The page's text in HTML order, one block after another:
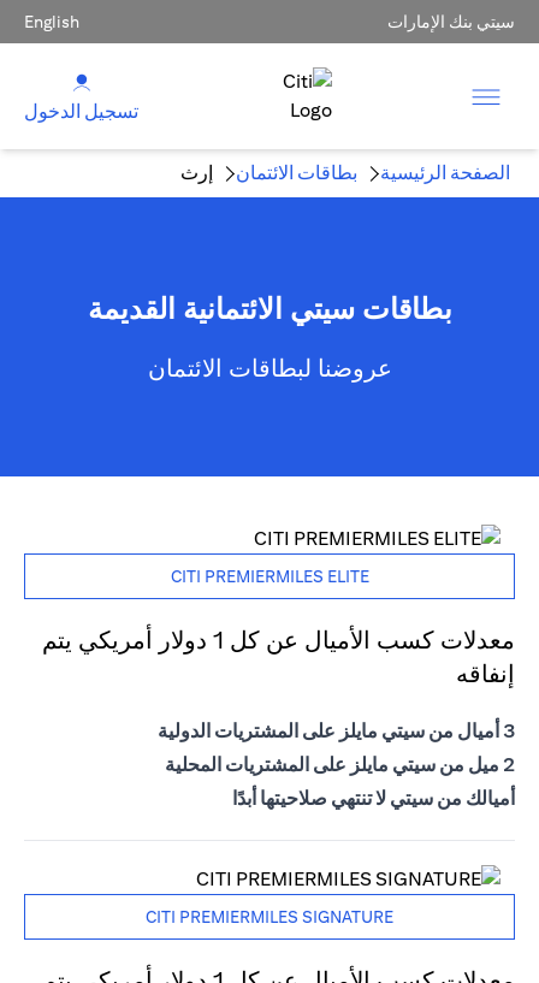
سيتي بنك الإمارات English
تسجيل الدخول
الصفحة الرئيسية بطاقات الائتمان إرث
بطاقات سيتي الائتمانية القديمة
عروضنا لبطاقات الائتمان
CITI PREMIERMILES ELITE
معدلات كسب الأميال عن كل 1 دولار أمريكي يتم
إنفاقه
3 أميال من سيتي مايلز على المشتريات الدولية
2 ميل من سيتي مايلز على المشتريات المحلية
أميالك من سيتي لا تنتهي صلاحيتها أبدًا
CITI PREMIERMILES SIGNATURE